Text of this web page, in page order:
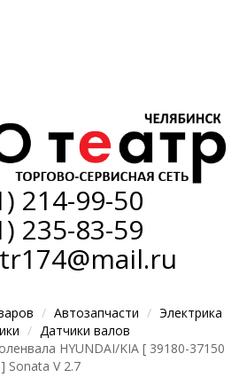
214-99-50
235-83-59
Автозапчасти
Электрика
Датчики валов
HYUNDAI/KIA [ 39180-37150
] Sonata V 2.7